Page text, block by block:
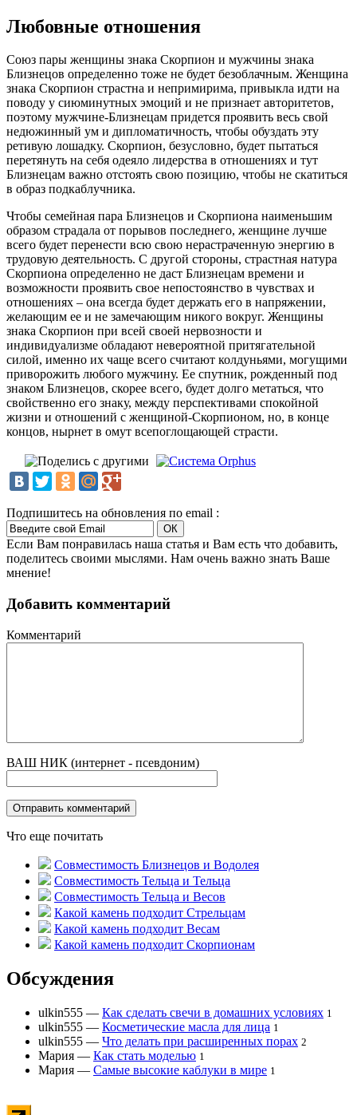
Любовные отношения
Союз пары женщины знака Скорпион и мужчины знака
Близнецов определенно тоже не будет безоблачным. Женщина
знака Скорпион страстна и непримирима, привыкла идти на
поводу у сиюминутных эмоций и не признает авторитетов,
поэтому мужчине-Близнецам придется проявить весь свой
недюжинный ум и дипломатичность, чтобы обуздать эту
ретивую лошадку. Скорпион, безусловно, будет пытаться
перетянуть на себя одеяло лидерства в отношениях и тут
Близнецам важно отстоять свою позицию, чтобы не скатиться
в образ подкаблучника.
Чтобы семейная пара Близнецов и Скорпиона наименьшим
образом страдала от порывов последнего, женщине лучше
всего будет перенести всю свою нерастраченную энергию в
трудовую деятельность. С другой стороны, страстная натура
Скорпиона определенно не даст Близнецам времени и
возможности проявить свое непостоянство в чувствах и
отношениях – она всегда будет держать его в напряжении,
желающим ее и не замечающим никого вокруг. Женщины
знака Скорпион при всей своей нервозности и
индивидуализме обладают невероятной притягательной
силой, именно их чаще всего считают колдуньями, могущими
приворожить любого мужчину. Ее спутник, рожденный под
знаком Близнецов, скорее всего, будет долго метаться, что
свойственно его знаку, между перспективами спокойной
жизни и отношений с женщиной-Скорпионом, но, в конце
концов, нырнет в омут всепоглощающей страсти.
Подпишитесь на обновления по email :
Если Вам понравилась наша статья и Вам есть что добавить,
поделитесь своими мыслями. Нам очень важно знать Ваше
мнение!
Добавить комментарий
Комментарий
ВАШ НИК (интернет - псевдоним)
Что еще почитать
Совместимость Близнецов и Водолея
Совместимость Тельца и Тельца
Совместимость Тельца и Весов
Какой камень подходит Стрельцам
Какой камень подходит Весам
Какой камень подходит Скорпионам
Обсуждения
ulkin555 — Как сделать свечи в домашних условиях 1
ulkin555 — Косметические масла для лица 1
ulkin555 — Что делать при расширенных порах 2
Мария — Как стать моделью 1
Мария — Самые высокие каблуки в мире 1